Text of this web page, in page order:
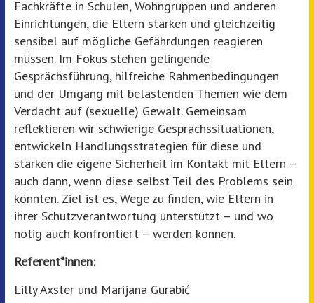
Fachkräfte in Schulen, Wohngruppen und anderen
Einrichtungen, die Eltern stärken und gleichzeitig
sensibel auf mögliche Gefährdungen reagieren
müssen. Im Fokus stehen gelingende
Gesprächsführung, hilfreiche Rahmenbedingungen
und der Umgang mit belastenden Themen wie dem
Verdacht auf (sexuelle) Gewalt. Gemeinsam
reflektieren wir schwierige Gesprächssituationen,
entwickeln Handlungsstrategien für diese und
stärken die eigene Sicherheit im Kontakt mit Eltern –
auch dann, wenn diese selbst Teil des Problems sein
könnten. Ziel ist es, Wege zu finden, wie Eltern in
ihrer Schutzverantwortung unterstützt – und wo
nötig auch konfrontiert – werden können.
Referent*innen:
Lilly Axster und Marijana Gurabić